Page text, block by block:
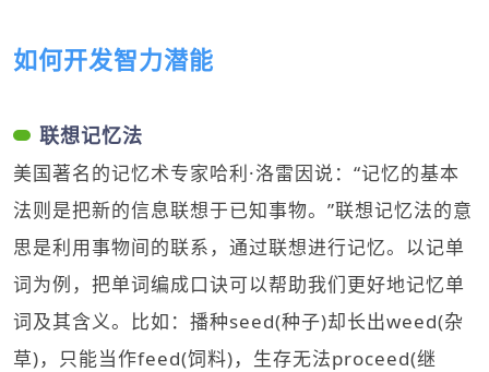
如何开发智力潜能
联想记忆法
美国著名的记忆术专家哈利·洛雷因说：“记忆的基本
法则是把新的信息联想于已知事物。”联想记忆法的意
思是利用事物间的联系，通过联想进行记忆。以记单
词为例，把单词编成口诀可以帮助我们更好地记忆单
词及其含义。比如：播种seed(种子)却长出weed(杂
草)，只能当作feed(饲料)，生存无法proceed(继